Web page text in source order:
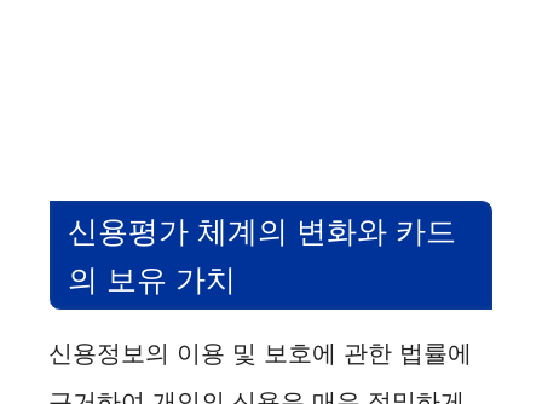
신용평가 체계의 변화와 카드
의 보유 가치
신용정보의 이용 및 보호에 관한 법률에